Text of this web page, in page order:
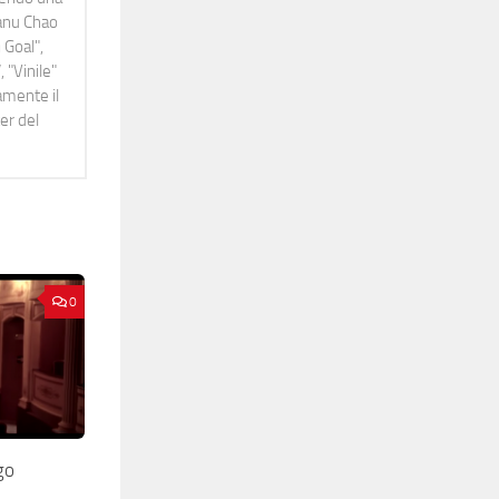
Chao
"Vinile"
il
del
0